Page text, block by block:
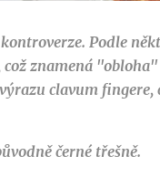
Podle
znamená
clavum
černé třešně.